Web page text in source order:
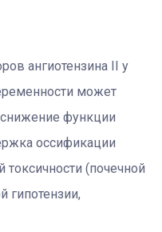
ангиотензина II у
может
функции
оссификации
токсичности (почечной
гипотензии,